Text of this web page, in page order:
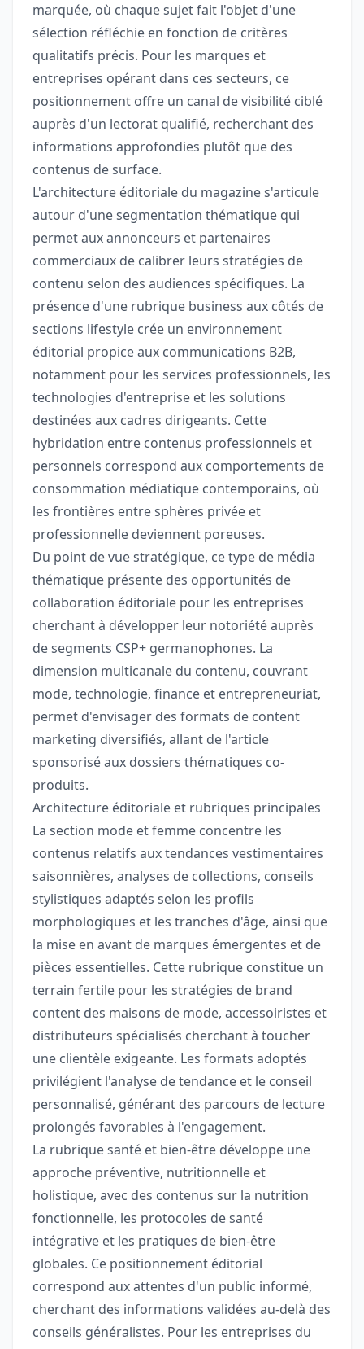
marquée, où chaque sujet fait l'objet d'une
sélection réfléchie en fonction de critères
qualitatifs précis. Pour les marques et
entreprises opérant dans ces secteurs, ce
positionnement offre un canal de visibilité ciblé
auprès d'un lectorat qualifié, recherchant des
informations approfondies plutôt que des
contenus de surface.
L'architecture éditoriale du magazine s'articule
autour d'une segmentation thématique qui
permet aux annonceurs et partenaires
commerciaux de calibrer leurs stratégies de
contenu selon des audiences spécifiques. La
présence d'une rubrique business aux côtés de
sections lifestyle crée un environnement
éditorial propice aux communications B2B,
notamment pour les services professionnels, les
technologies d'entreprise et les solutions
destinées aux cadres dirigeants. Cette
hybridation entre contenus professionnels et
personnels correspond aux comportements de
consommation médiatique contemporains, où
les frontières entre sphères privée et
professionnelle deviennent poreuses.
Du point de vue stratégique, ce type de média
thématique présente des opportunités de
collaboration éditoriale pour les entreprises
cherchant à développer leur notoriété auprès
de segments CSP+ germanophones. La
dimension multicanale du contenu, couvrant
mode, technologie, finance et entrepreneuriat,
permet d'envisager des formats de content
marketing diversifiés, allant de l'article
sponsorisé aux dossiers thématiques co-
produits.
Architecture éditoriale et rubriques principales
La section mode et femme concentre les
contenus relatifs aux tendances vestimentaires
saisonnières, analyses de collections, conseils
stylistiques adaptés selon les profils
morphologiques et les tranches d'âge, ainsi que
la mise en avant de marques émergentes et de
pièces essentielles. Cette rubrique constitue un
terrain fertile pour les stratégies de brand
content des maisons de mode, accessoiristes et
distributeurs spécialisés cherchant à toucher
une clientèle exigeante. Les formats adoptés
privilégient l'analyse de tendance et le conseil
personnalisé, générant des parcours de lecture
prolongés favorables à l'engagement.
La rubrique santé et bien-être développe une
approche préventive, nutritionnelle et
holistique, avec des contenus sur la nutrition
fonctionnelle, les protocoles de santé
intégrative et les pratiques de bien-être
globales. Ce positionnement éditorial
correspond aux attentes d'un public informé,
cherchant des informations validées au-delà des
conseils généralistes. Pour les entreprises du